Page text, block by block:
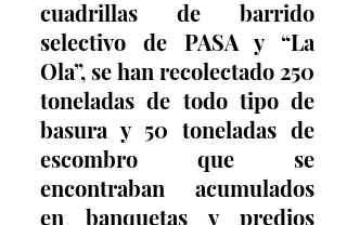
cuadrillas de barrido
selectivo de PASA y “La
Ola”, se han recolectado 250
toneladas de todo tipo de
basura y 50 toneladas de
escombro que se
encontraban acumulados
en banquetas y predios